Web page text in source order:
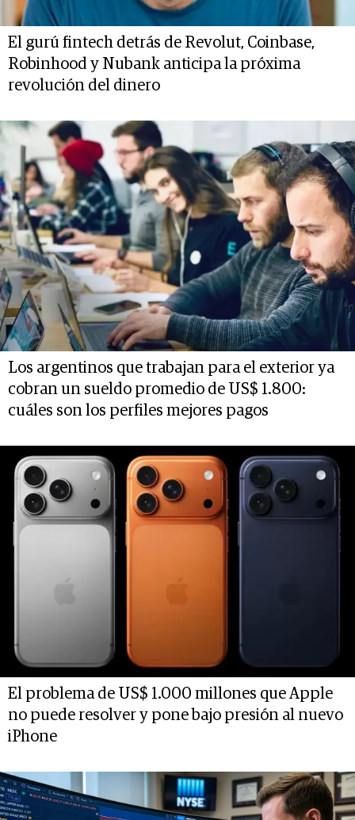
El gurú fintech detrás de Revolut, Coinbase,
Robinhood y Nubank anticipa la próxima
revolución del dinero
Los argentinos que trabajan para el exterior ya
cobran un sueldo promedio de US$ 1.800:
cuáles son los perfiles mejores pagos
El problema de US$ 1.000 millones que Apple
no puede resolver y pone bajo presión al nuevo
iPhone